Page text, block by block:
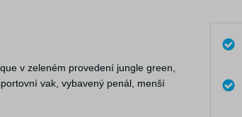
v zeleném provedení jungle green,
vak, vybavený penál, menší